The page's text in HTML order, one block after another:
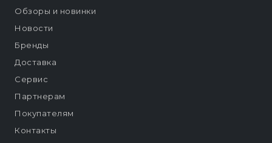
Обзоры и новинки
Новости
Бренды
Доставка
Сервис
Партнерам
Покупателям
Контакты